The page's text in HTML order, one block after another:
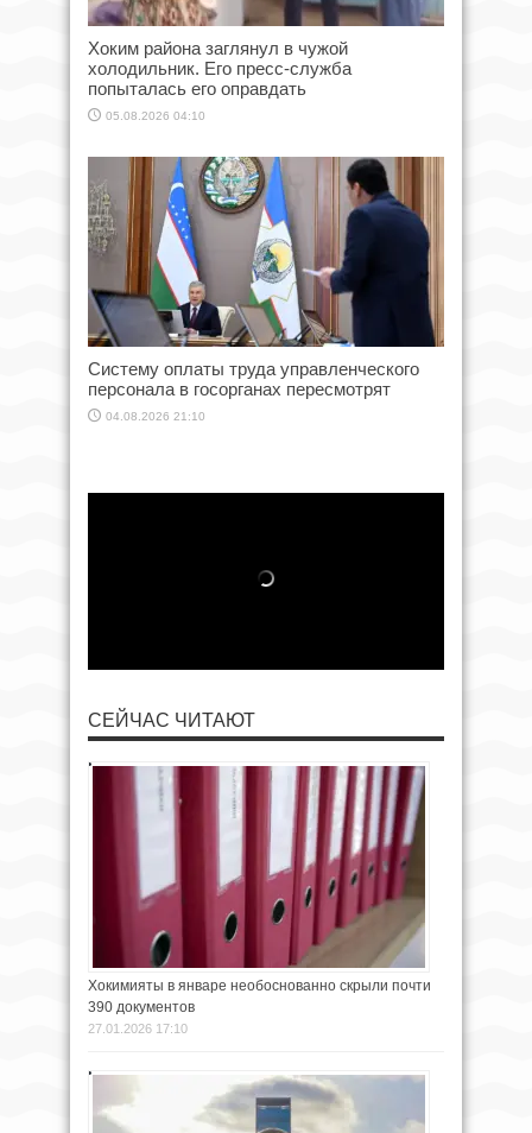
Хоким района заглянул в чужой
холодильник. Его пресс-служба
попыталась его оправдать
05.08.2026 04:10
Систему оплаты труда управленческого
персонала в госорганах пересмотрят
04.08.2026 21:10
СЕЙЧАС ЧИТАЮТ
Хокимияты в январе необоснованно скрыли почти
390 документов
27.01.2026 17:10